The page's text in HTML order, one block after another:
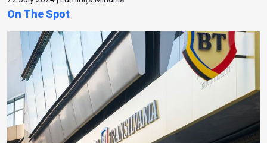
On The Spot